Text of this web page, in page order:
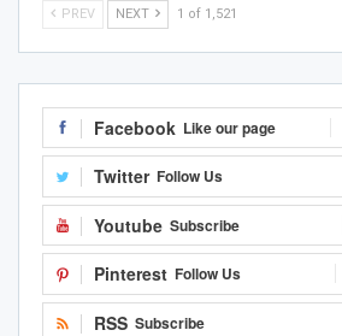
PREV NEXT 1 of 1,521
Facebook Like our page
Twitter Follow Us
Youtube Subscribe
Pinterest Follow Us
RSS Subscribe